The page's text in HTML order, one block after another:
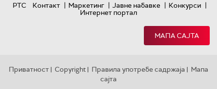
РТС
Контакт | Маркетинг | Јавне набавке | Конкурси |
Интернет портал
МАПА САЈТА
Приватност | Copyright | Правила употребе садржаја | Мапа
сајта